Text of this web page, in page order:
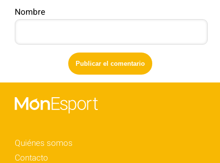
Nombre
Quiénes somos
Contacto